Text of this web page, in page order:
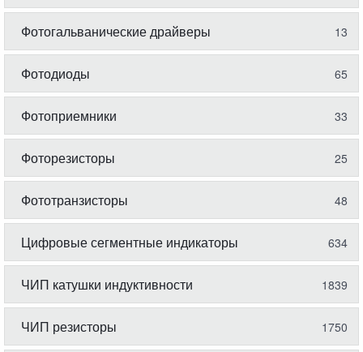
Фотогальванические драйверы 13
Фотодиоды 65
Фотоприемники 33
Фоторезисторы 25
Фототранзисторы 48
Цифровые сегментные индикаторы 634
ЧИП катушки индуктивности 1839
ЧИП резисторы 1750